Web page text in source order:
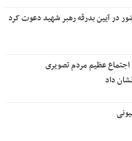
در آیین بدرقه رهبر شهید دعوت کرد
اجتماع عظیم مردم تصویری
داد